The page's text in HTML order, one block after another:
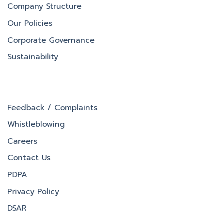
Company Structure
Our Policies
Corporate Governance
Sustainability
Feedback / Complaints
Whistleblowing
Careers
Contact Us
PDPA
Privacy Policy
DSAR